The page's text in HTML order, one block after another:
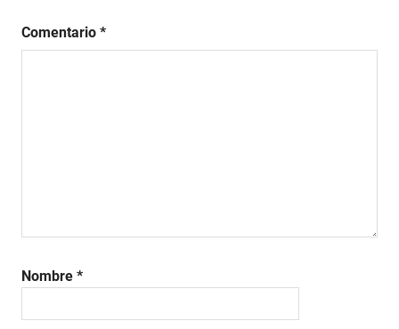
Comentario *
Nombre *